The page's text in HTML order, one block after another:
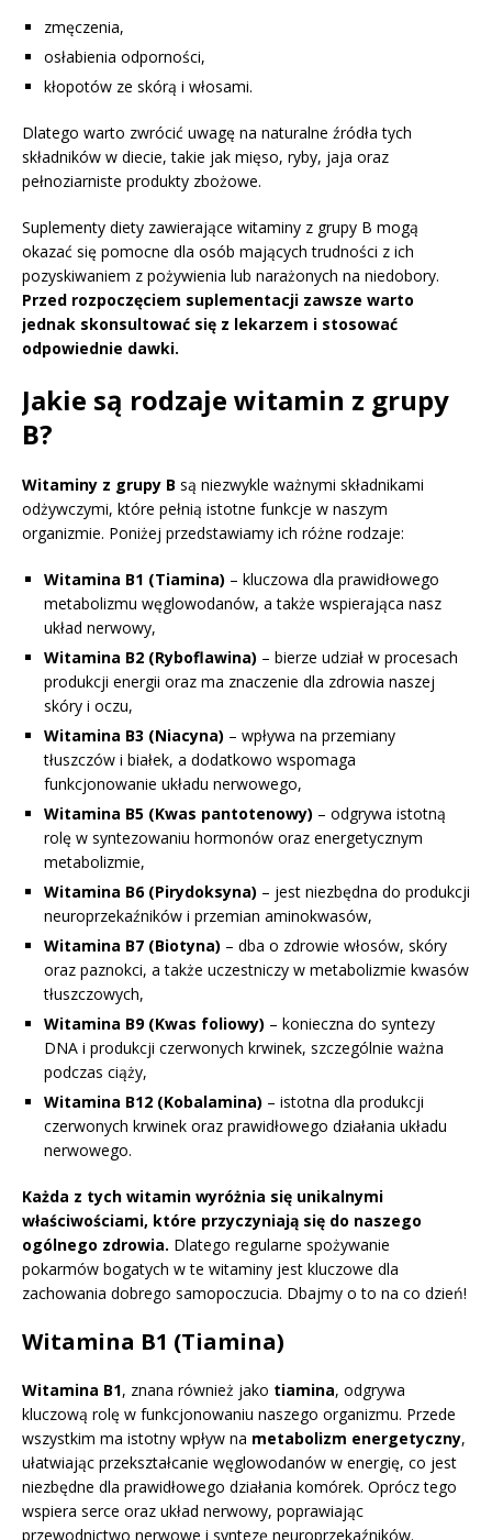
zmęczenia,
osłabienia odporności,
kłopotów ze skórą i włosami.
Dlatego warto zwrócić uwagę na naturalne źródła tych
składników w diecie, takie jak mięso, ryby, jaja oraz
pełnoziarniste produkty zbożowe.
Suplementy diety zawierające witaminy z grupy B mogą
okazać się pomocne dla osób mających trudności z ich
pozyskiwaniem z pożywienia lub narażonych na niedobory.
Przed rozpoczęciem suplementacji zawsze warto
jednak skonsultować się z lekarzem i stosować
odpowiednie dawki.
Jakie są rodzaje witamin z grupy
B?
Witaminy z grupy B są niezwykle ważnymi składnikami
odżywczymi, które pełnią istotne funkcje w naszym
organizmie. Poniżej przedstawiamy ich różne rodzaje:
Witamina B1 (Tiamina) – kluczowa dla prawidłowego
metabolizmu węglowodanów, a także wspierająca nasz
układ nerwowy,
Witamina B2 (Ryboflawina) – bierze udział w procesach
produkcji energii oraz ma znaczenie dla zdrowia naszej
skóry i oczu,
Witamina B3 (Niacyna) – wpływa na przemiany
tłuszczów i białek, a dodatkowo wspomaga
funkcjonowanie układu nerwowego,
Witamina B5 (Kwas pantotenowy) – odgrywa istotną
rolę w syntezowaniu hormonów oraz energetycznym
metabolizmie,
Witamina B6 (Pirydoksyna) – jest niezbędna do produkcji
neuroprzekaźników i przemian aminokwasów,
Witamina B7 (Biotyna) – dba o zdrowie włosów, skóry
oraz paznokci, a także uczestniczy w metabolizmie kwasów
tłuszczowych,
Witamina B9 (Kwas foliowy) – konieczna do syntezy
DNA i produkcji czerwonych krwinek, szczególnie ważna
podczas ciąży,
Witamina B12 (Kobalamina) – istotna dla produkcji
czerwonych krwinek oraz prawidłowego działania układu
nerwowego.
Każda z tych witamin wyróżnia się unikalnymi
właściwościami, które przyczyniają się do naszego
ogólnego zdrowia. Dlatego regularne spożywanie
pokarmów bogatych w te witaminy jest kluczowe dla
zachowania dobrego samopoczucia. Dbajmy o to na co dzień!
Witamina B1 (Tiamina)
Witamina B1, znana również jako tiamina, odgrywa
kluczową rolę w funkcjonowaniu naszego organizmu. Przede
wszystkim ma istotny wpływ na metabolizm energetyczny,
ułatwiając przekształcanie węglowodanów w energię, co jest
niezbędne dla prawidłowego działania komórek. Oprócz tego
wspiera serce oraz układ nerwowy, poprawiając
przewodnictwo nerwowe i syntezę neuroprzekaźników.